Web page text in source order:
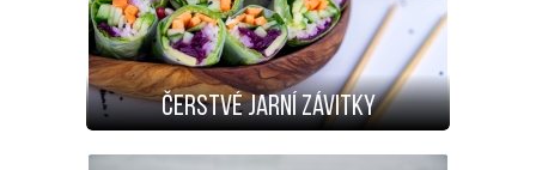
Čerstvé jarní závitky